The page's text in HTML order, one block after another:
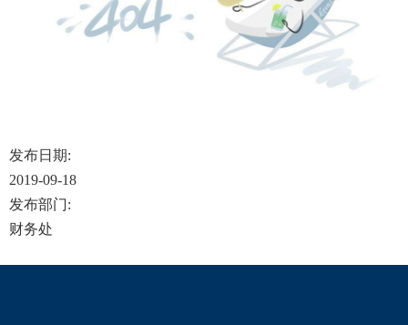
发布日期:
2019-09-18
发布部门:
财务处